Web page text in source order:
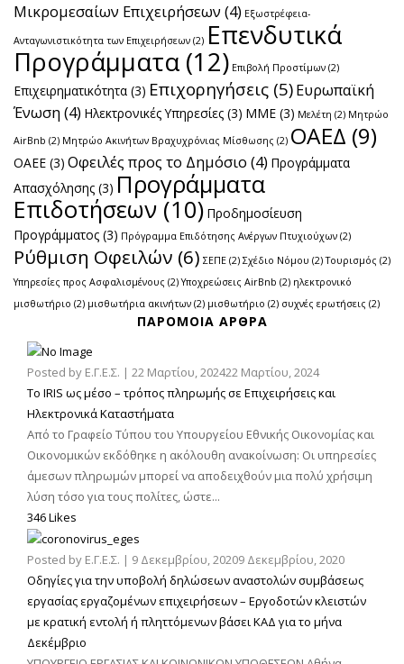
Μικρομεσαίων Επιχειρήσεων (4) Εξωστρέφεια-
Ανταγωνιστικότητα των Επιχειρήσεων (2) Επενδυτικά
Προγράμματα (12) Επιβολή Προστίμων (2)
Επιχειρηματικότητα (3) Επιχορηγήσεις (5)Ευρωπαϊκή
Ένωση(4) Ηλεκτρονικές Υπηρεσίες (3) ΜΜΕ (3) Μελέτη (2) Μητρώο
AirBnb (2) Μητρώο Ακινήτων Βραχυχρόνιας Μίσθωσης (2) ΟΑΕΔ (9)
ΟΑΕΕ (3) Οφειλές προς το Δημόσιο (4) Προγράμματα
Απασχόλησης (3) Προγράμματα
Επιδοτήσεων (10) Προδημοσίευση
Προγράμματος (3) Πρόγραμμα Επιδότησης Ανέργων Πτυχιούχων (2)
Ρύθμιση Οφειλών (6) ΣΕΠΕ (2) Σχέδιο Νόμου (2) Τουρισμός (2)
Υπηρεσίες προς Ασφαλισμένους (2) Υποχρεώσεις AirBnb (2) ηλεκτρονικό
μισθωτήριο (2) μισθωτήρια ακινήτων (2) μισθωτήριο (2) συχνές ερωτήσεις (2)
ΠΑΡΌΜΟΙΑ ΆΡΘΡΑ
Posted by Ε.Γ.Ε.Σ. | 22 Μαρτίου, 202422 Μαρτίου, 2024
Το IRIS ως μέσο – τρόπος πληρωμής σε Επιχειρήσεις και
Ηλεκτρονικά Καταστήματα
Από το Γραφείο Τύπου του Υπουργείου Εθνικής Οικονομίας και
Οικονομικών εκδόθηκε η ακόλουθη ανακοίνωση: Οι υπηρεσίες
άμεσων πληρωμών μπορεί να αποδειχθούν μια πολύ χρήσιμη
λύση τόσο για τους πολίτες, ώστε...
346 Likes
Posted by Ε.Γ.Ε.Σ. | 9 Δεκεμβρίου, 20209 Δεκεμβρίου, 2020
Οδηγίες για την υποβολή δηλώσεων αναστολών συμβάσεως
εργασίας εργαζομένων επιχειρήσεων – Εργοδοτών κλειστών
με κρατική εντολή ή πληττόμενων βάσει ΚΑΔ για το μήνα
Δεκέμβριο